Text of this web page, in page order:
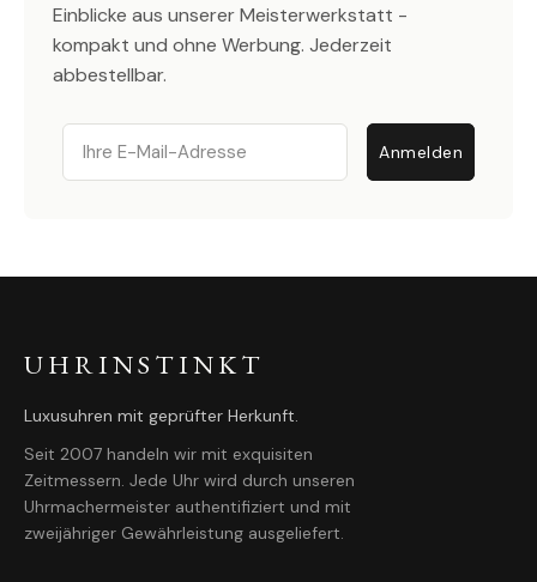
Einblicke aus unserer Meisterwerkstatt -
kompakt und ohne Werbung. Jederzeit
abbestellbar.
Email
Anmelden
UHRINSTINKT
Luxusuhren mit geprüfter Herkunft.
Seit 2007 handeln wir mit exquisiten
Zeitmessern. Jede Uhr wird durch unseren
Uhrmachermeister authentifiziert und mit
zweijähriger Gewährleistung ausgeliefert.